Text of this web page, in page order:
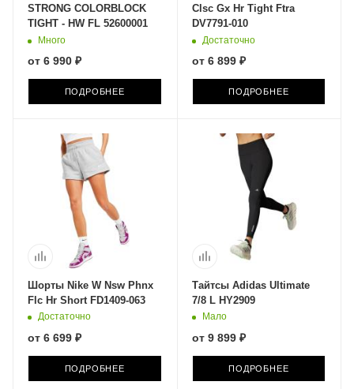
STRONG COLORBLOCK
TIGHT - HW FL 52600001
Много
от 6 990 ₽
ПОДРОБНЕЕ
Clsc Gx Hr Tight Ftra
DV7791-010
Достаточно
от 6 899 ₽
ПОДРОБНЕЕ
Шорты Nike W Nsw Phnx
Flc Hr Short FD1409-063
Достаточно
от 6 699 ₽
ПОДРОБНЕЕ
Тайтсы Adidas Ultimate
7/8 L HY2909
Мало
от 9 899 ₽
ПОДРОБНЕЕ